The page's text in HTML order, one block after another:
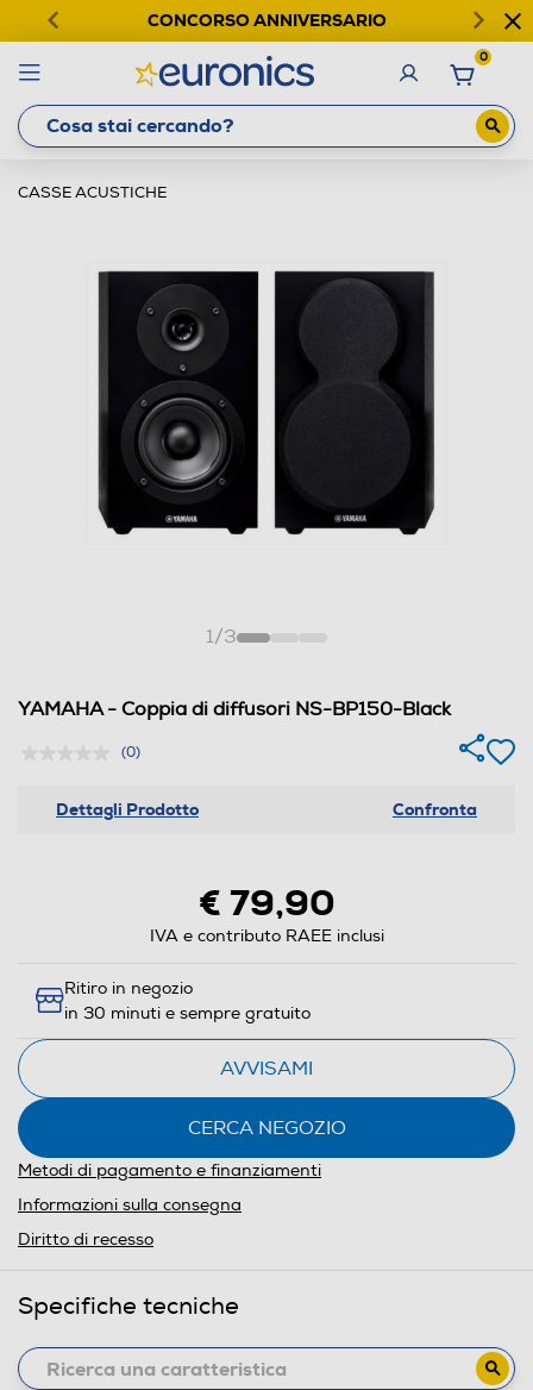
CONCORSO ANNIVERSARIO
0
CASSE ACUSTICHE
1/3
YAMAHA - Coppia di diffusori NS-BP150-Black
(0)
Dettagli Prodotto Confronta
€ 79,90
IVA e contributo RAEE inclusi
Ritiro in negozio
in 30 minuti e sempre gratuito
AVVISAMI
CERCA NEGOZIO
Metodi di pagamento e finanziamenti
Informazioni sulla consegna
Diritto di recesso
Specifiche tecniche